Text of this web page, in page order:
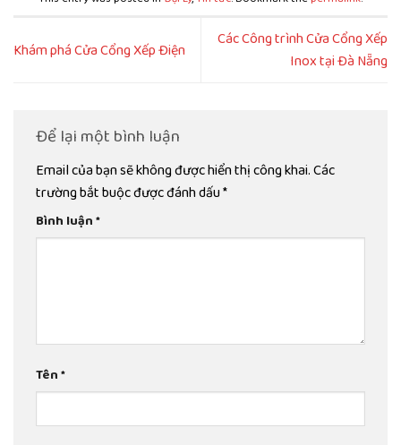
Khám phá Cửa Cổng Xếp Điện
Các Công trình Cửa Cổng Xếp
Inox tại Đà Nẵng
Để lại một bình luận
Email của bạn sẽ không được hiển thị công khai.Các
trường bắt buộc được đánh dấu*
Bình luận*
Tên*